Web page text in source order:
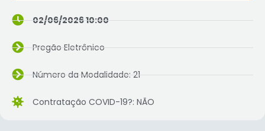
02/06/2026 10:00
Pregão Eletrônico
Número da Modalidade: 21
Contratação COVID-19?: NÃO